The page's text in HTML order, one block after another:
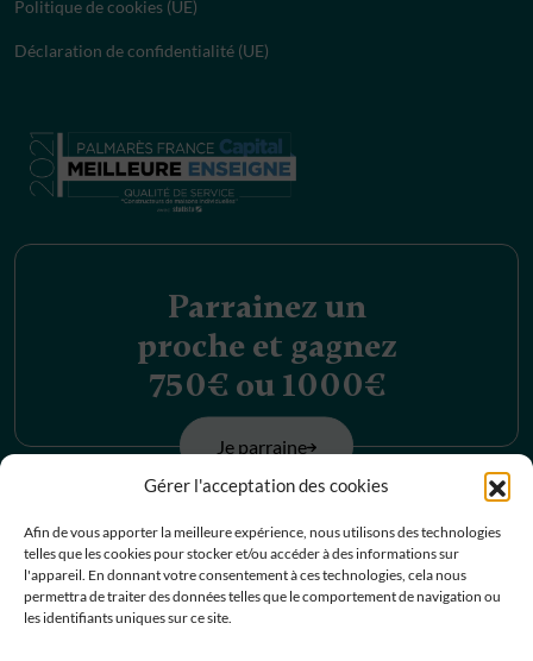
Gérer l'acceptation des cookies
Afin de vous apporter la meilleure expérience, nous utilisons des technologies
telles que les cookies pour stocker et/ou accéder à des informations sur
l'appareil. En donnant votre consentement à ces technologies, cela nous
permettra de traiter des données telles que le comportement de navigation ou
les identifiants uniques sur ce site.
Politique de cookies (UE)
Déclaration de confidentialité (UE)
Parrainez un
proche et gagnez
750€ ou 1000€
Je parraine
Découvrez nos
offres d’emplois